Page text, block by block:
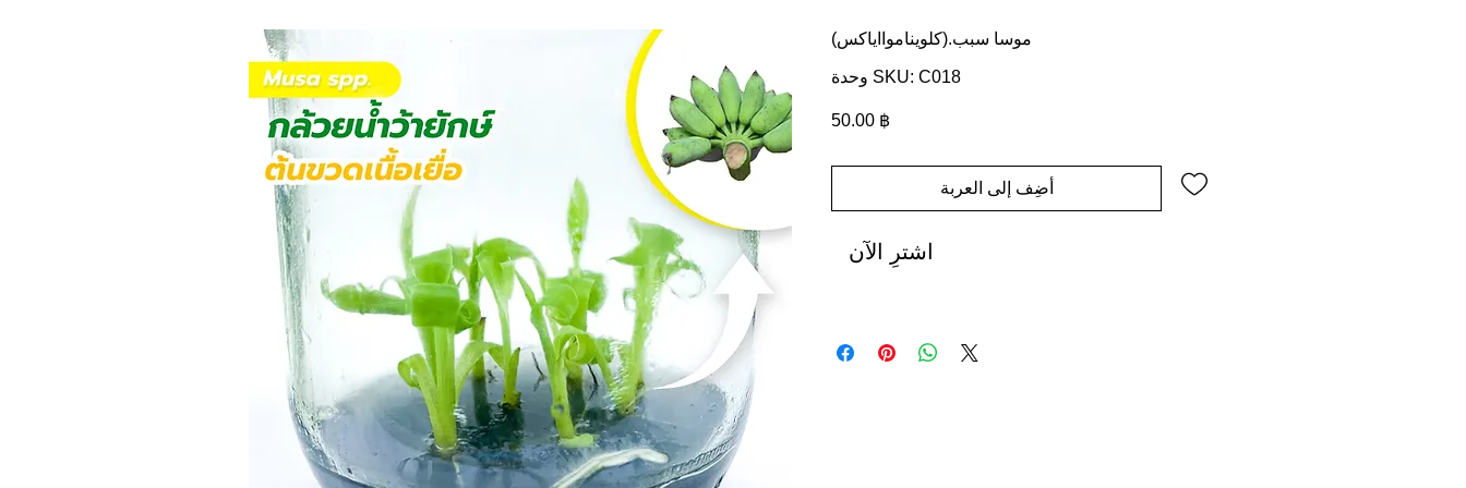
موسا سبب.(كلويناموااياكس)
وحدة SKU: C018
‏50.00 ฿
أضِف إلى العربة
اشترِ الآن